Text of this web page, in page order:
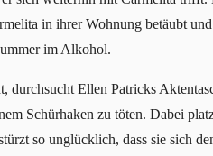
in ihrer Wohnung betäubt
im Alkohol.
durchsucht Ellen Patricks
Schürhaken zu töten. Dabei
so unglücklich, dass sie sich